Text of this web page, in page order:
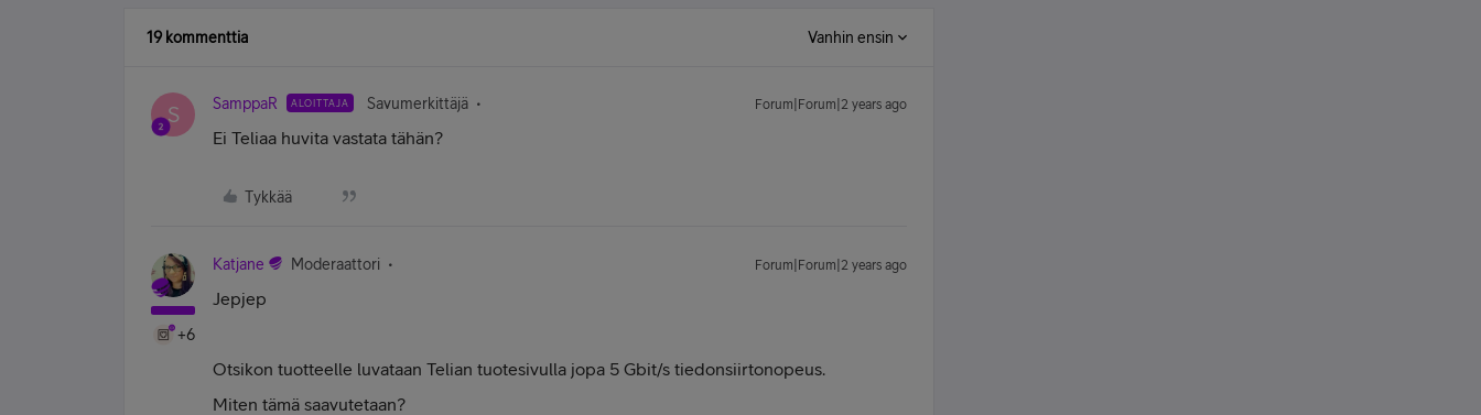
19 kommenttia Vanhin ensin
S SamppaR ALOITTAJA Savumerkittäjä Forum|Forum|2 years ago
Ei Teliaa huvita vastata tähän?
Tykkää
+6
Katjane Moderaattori Forum|Forum|2 years ago
Jepjep
Otsikon tuotteelle luvataan Telian tuotesivulla jopa 5 Gbit/s tiedonsiirtonopeus.
Miten tämä saavutetaan?